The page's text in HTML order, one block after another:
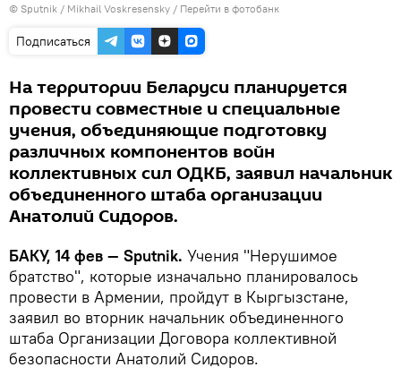
© Sputnik / Mikhail Voskresensky / Перейти в фотобанк
Подписаться
На территории Беларуси планируется
провести совместные и специальные
учения, объединяющие подготовку
различных компонентов войн
коллективных сил ОДКБ, заявил начальник
объединенного штаба организации
Анатолий Сидоров.
БАКУ, 14 фев — Sputnik. Учения "Нерушимое
братство", которые изначально планировалось
провести в Армении, пройдут в Кыргызстане,
заявил во вторник начальник объединенного
штаба Организации Договора коллективной
безопасности Анатолий Сидоров.